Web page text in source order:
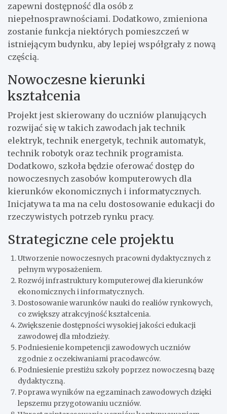
zapewni dostępność dla osób z
niepełnosprawnościami. Dodatkowo, zmieniona
zostanie funkcja niektórych pomieszczeń w
istniejącym budynku, aby lepiej współgrały z nową
częścią.
Nowoczesne kierunki
kształcenia
Projekt jest skierowany do uczniów planujących
rozwijać się w takich zawodach jak technik
elektryk, technik energetyk, technik automatyk,
technik robotyk oraz technik programista.
Dodatkowo, szkoła będzie oferować dostęp do
nowoczesnych zasobów komputerowych dla
kierunków ekonomicznych i informatycznych.
Inicjatywa ta ma na celu dostosowanie edukacji do
rzeczywistych potrzeb rynku pracy.
Strategiczne cele projektu
Utworzenie nowoczesnych pracowni dydaktycznych z
pełnym wyposażeniem.
Rozwój infrastruktury komputerowej dla kierunków
ekonomicznych i informatycznych.
Dostosowanie warunków nauki do realiów rynkowych,
co zwiększy atrakcyjność kształcenia.
Zwiększenie dostępności wysokiej jakości edukacji
zawodowej dla młodzieży.
Podniesienie kompetencji zawodowych uczniów
zgodnie z oczekiwaniami pracodawców.
Podniesienie prestiżu szkoły poprzez nowoczesną bazę
dydaktyczną.
Poprawa wyników na egzaminach zawodowych dzięki
lepszemu przygotowaniu uczniów.